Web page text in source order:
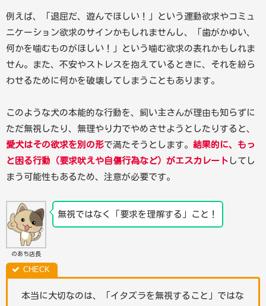
例えば、「退屈だ、遊んでほしい！」という運動欲求やコミュ
ニケーション欲求のサインかもしれませんし、「歯がかゆい、
何かを噛むものがほしい！」という噛む欲求の表れかもしれま
せん。また、不安やストレスを抱えているときに、それを紛ら
わせるために何かを破壊してしまうこともあります。
このような犬の本能的な行動を、飼い主さんが理由も知らずに
ただ無視したり、無理やり力でやめさせようとしたりすると、
愛犬はその欲求を別の形で満たそうとします。 結果的に、もっ
と困る行動（要求吠えや自傷行為など）がエスカレート してし
まう可能性もあるため、注意が必要です。
のあち店長
無視ではなく「要求を理解する」こと！
本当に大切なのは、「イタズラを無視すること」ではな